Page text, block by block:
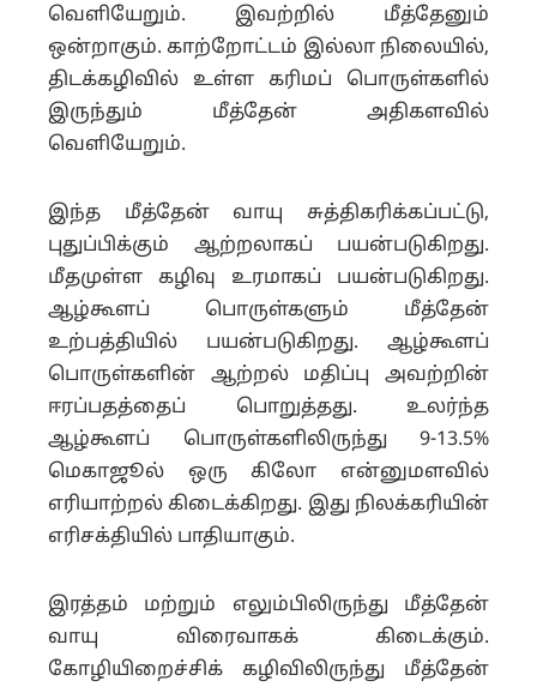
வெளியேறும். இவற்றில் மீத்தேனும்
ஒன்றாகும். காற்றோட்டம் இல்லா நிலையில்,
திடக்கழிவில் உள்ள கரிமப் பொருள்களில்
இருந்தும் மீத்தேன் அதிகளவில்
வெளியேறும்.
இந்த மீத்தேன் வாயு சுத்திகரிக்கப்பட்டு,
புதுப்பிக்கும் ஆற்றலாகப் பயன்படுகிறது.
மீதமுள்ள கழிவு உரமாகப் பயன்படுகிறது.
ஆழ்கூளப் பொருள்களும் மீத்தேன்
உற்பத்தியில் பயன்படுகிறது. ஆழ்கூளப்
பொருள்களின் ஆற்றல் மதிப்பு அவற்றின்
ஈரப்பதத்தைப் பொறுத்தது. உலர்ந்த
ஆழ்கூளப் பொருள்களிலிருந்து 9-13.5%
மெகாஜூல் ஒரு கிலோ என்னுமளவில்
எரியாற்றல் கிடைக்கிறது. இது நிலக்கரியின்
எரிசக்தியில் பாதியாகும்.
இரத்தம் மற்றும் எலும்பிலிருந்து மீத்தேன்
வாயு விரைவாகக் கிடைக்கும்.
கோழியிறைச்சிக் கழிவிலிருந்து மீத்தேன்